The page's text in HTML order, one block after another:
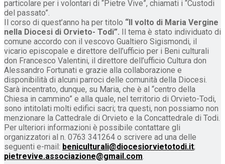
particolare per i volontari di “Pietre Vive”, chiamati i “Custodi
del passato”.
Il corso di quest’anno ha per titolo “Il volto di Maria Vergine
nella Diocesi di Orvieto- Todi”. Il tema è stato individuato di
comune accordo con il vescovo Gualtiero Sigismondi, il
vicario episcopale e direttore dell’ufficio per i Beni culturali
don Francesco Valentini, il direttore dell’ufficio Cultura don
Alessandro Fortunati e grazie alla collaborazione e
disponibilità di alcuni parroci delle comunità della Diocesi.
Sarà incentrato, dunque, su Maria, che è al “centro della
Chiesa in cammino” e alla quale, nel territorio di Orvieto-Todi,
sono intitolati molti edifici sacri; tra questi, non possiamo non
menzionare la Cattedrale di Orvieto e la Concattedrale di Todi.
Per ulteriori informazioni è possibile contattare gli
organizzatori al n. 0763 341264 o scrivere ad una delle
seguenti e-mail: beniculturali@diocesiorvietotodi.it;
pietrevive.associazione@gmail.com.